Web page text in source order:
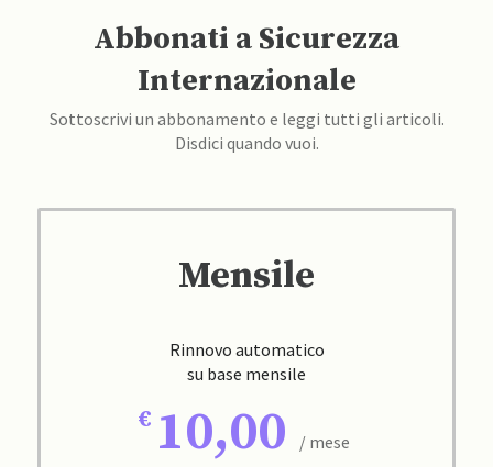
Abbonati a Sicurezza
Internazionale
Sottoscrivi un abbonamento e leggi tutti gli articoli.
Disdici quando vuoi.
Mensile
Rinnovo automatico
su base mensile
10,00 / mese